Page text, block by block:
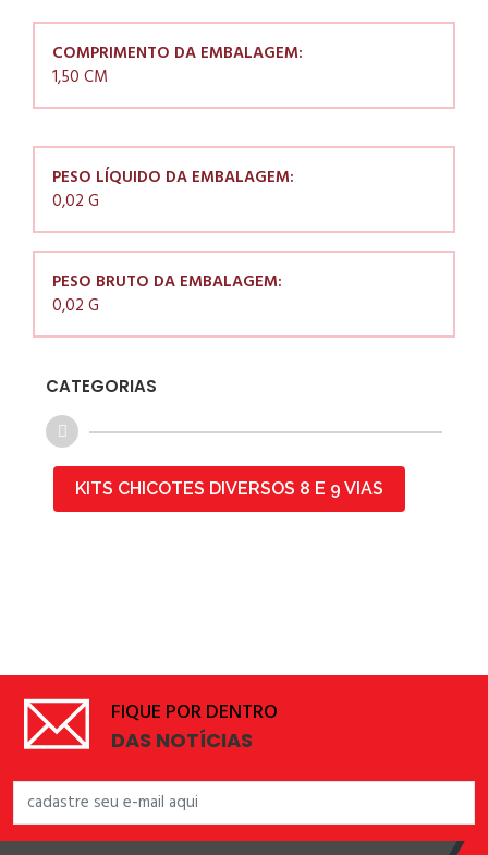
COMPRIMENTO DA EMBALAGEM:
1,50 CM
PESO LÍQUIDO DA EMBALAGEM:
0,02 G
PESO BRUTO DA EMBALAGEM:
0,02 G
CATEGORIAS
KITS CHICOTES DIVERSOS 8 E 9 VIAS
FIQUE POR DENTRO
DAS NOTÍCIAS